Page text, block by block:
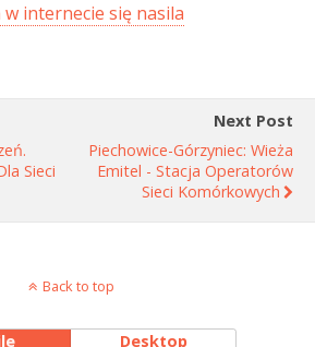
internecie się nasila
Sieci
Next Post
Piechowice-Górzyniec: Wieża
Emitel - Stacja Operatorów
Sieci Komórkowych
Back to top
Desktop